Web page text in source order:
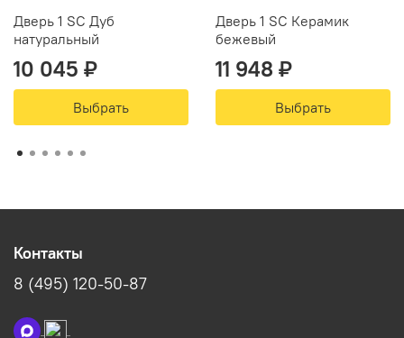
Дверь 1 SC Дуб
натуральный
10 045 ₽
Выбрать
Дверь 1 SC Керамик
бежевый
11 948 ₽
Выбрать
Контакты
8 (495) 120-50-87